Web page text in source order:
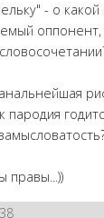
- о какой
пародия
правы...))